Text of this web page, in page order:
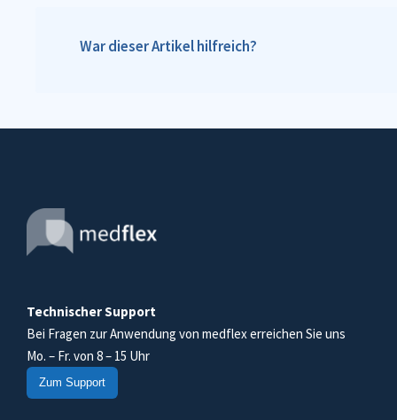
War dieser Artikel hilfreich?
Technischer Support
Bei Fragen zur Anwendung von medflex erreichen Sie uns
Mo. – Fr. von 8 – 15 Uhr
Zum Support